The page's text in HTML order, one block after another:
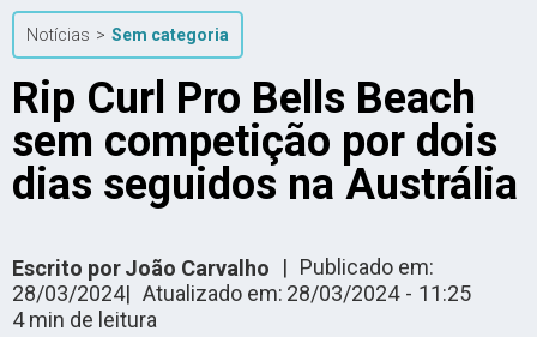
Notícias > Sem categoria
Rip Curl Pro Bells Beach
sem competição por dois
dias seguidos na Austrália
Escrito porJoão Carvalho | Publicado em:
28/03/2024| Atualizado em: 28/03/2024 - 11:25
4 min de leitura